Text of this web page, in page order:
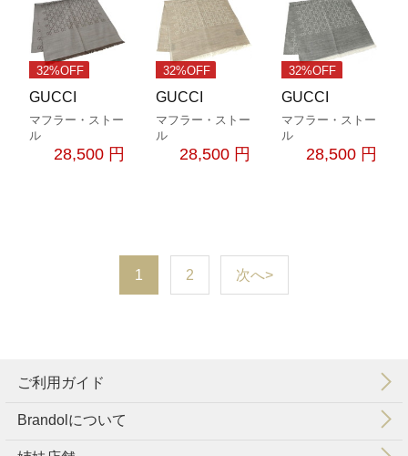
32%OFF
GUCCI
マフラー・ストー
ル
28,500 円
32%OFF
GUCCI
マフラー・ストー
ル
28,500 円
32%OFF
GUCCI
マフラー・ストー
ル
28,500 円
1 2 次へ>
ご利用ガイド
Brandolについて
会社概要
特定商取引法に基づく表示
利用規約
個人情報保護方針